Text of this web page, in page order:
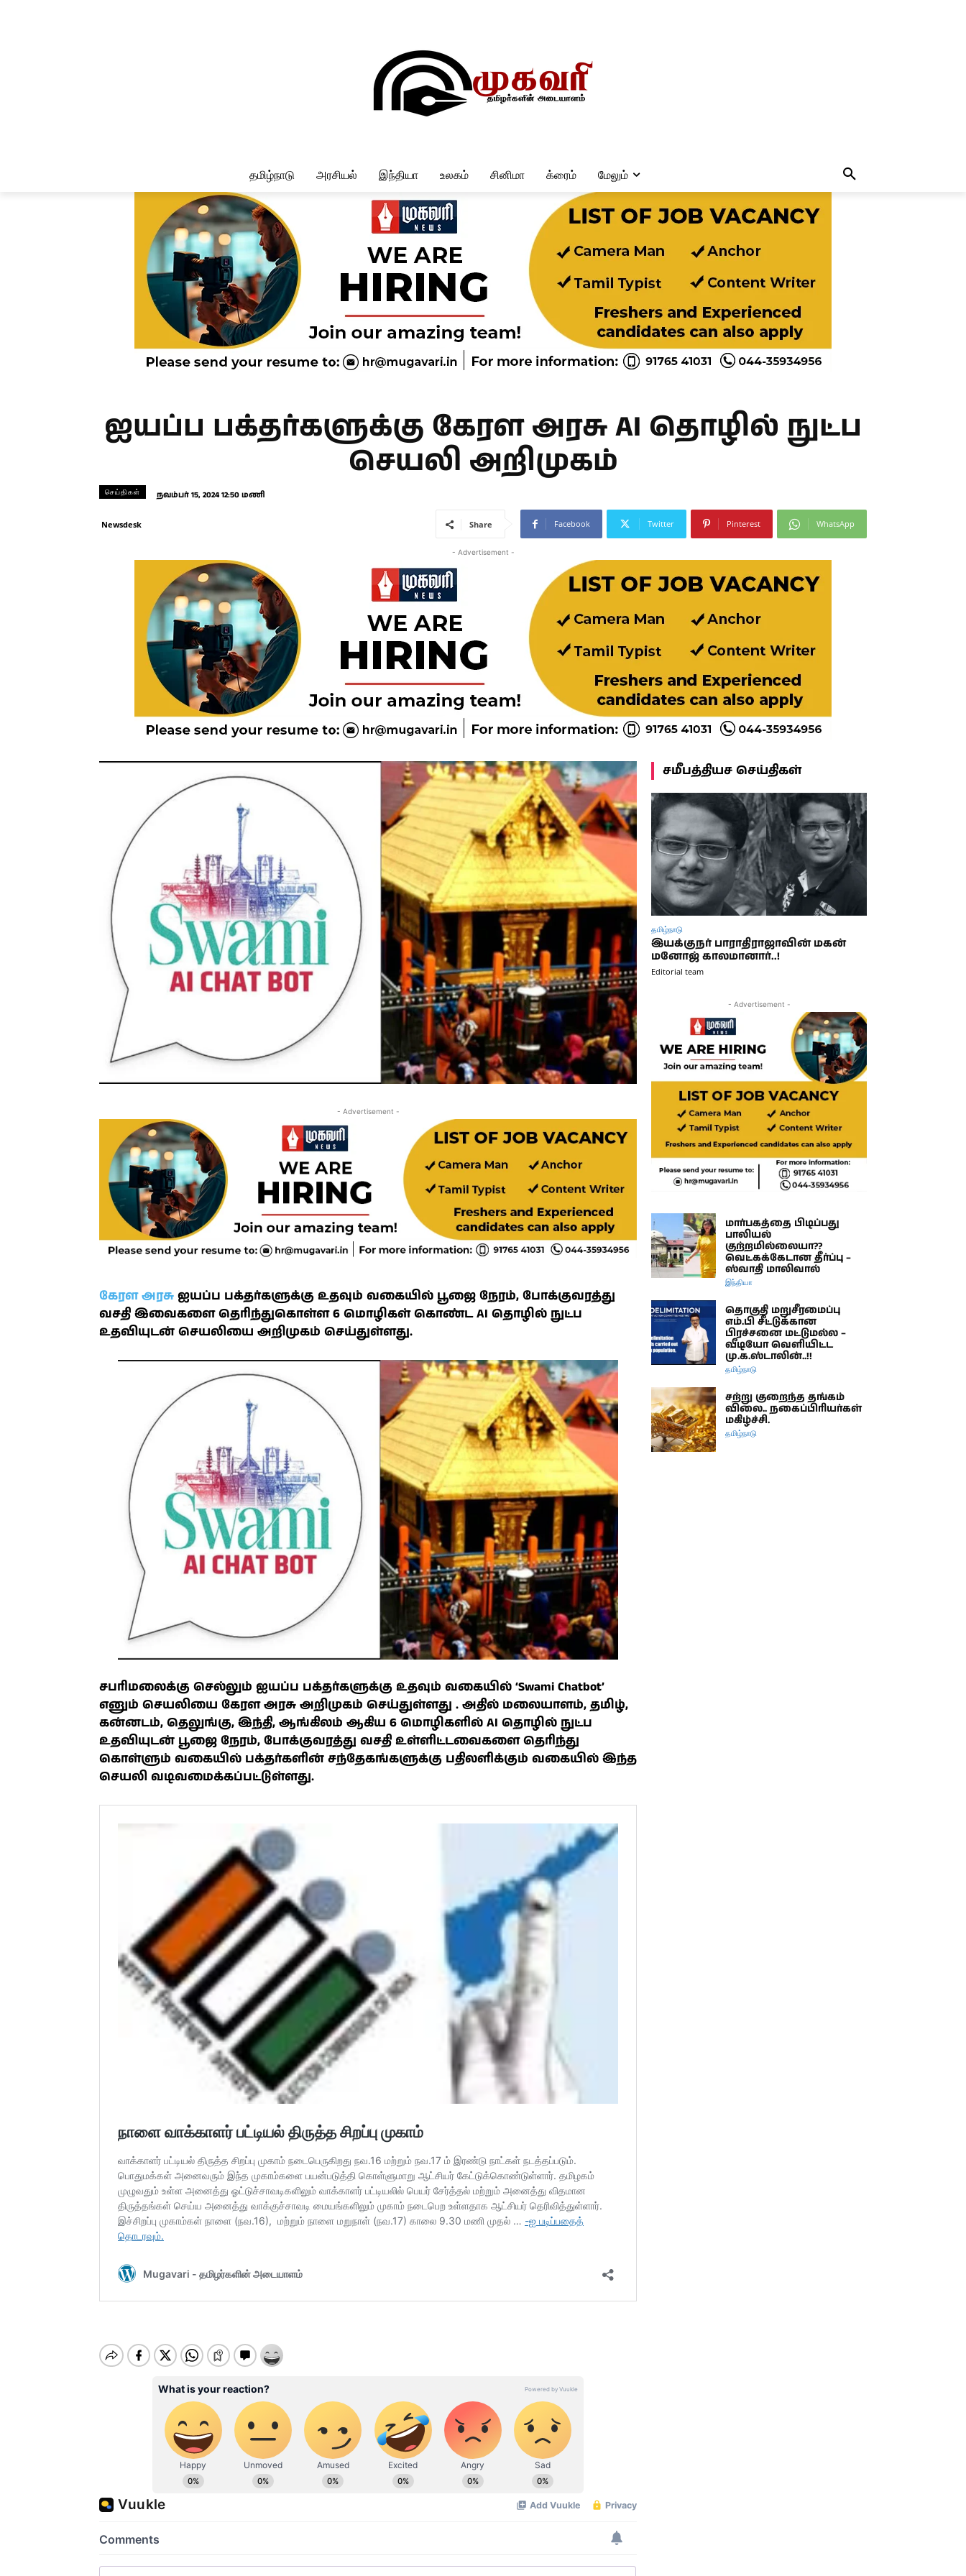
தமிழ்நாடு அரசியல் இந்தியா உலகம் சினிமா க்ரைம் மேலும்
ஐயப்ப பக்தர்களுக்கு கேரள அரசு AI தொழில் நுட்ப
செயலி அறிமுகம்
செய்திகள் நவம்பர் 15, 2024 12:50 மணி
Newsdesk Share Facebook Twitter Pinterest WhatsApp
- Advertisement -
- Advertisement -
கேரள அரசு ஐயப்ப பக்தர்களுக்கு உதவும் வகையில் பூஜை நேரம், போக்குவரத்து
வசதி இவைகளை தெரிந்துகொள்ள 6 மொழிகள் கொண்ட AI தொழில் நுட்ப
உதவியுடன் செயலியை அறிமுகம் செய்துள்ளது.
சபரிமலைக்கு செல்லும் ஐயப்ப பக்தர்களுக்கு உதவும் வகையில் ‘Swami Chatbot’
எனும் செயலியை கேரள அரசு அறிமுகம் செய்துள்ளது . அதில் மலையாளம், தமிழ்,
கன்னடம், தெலுங்கு, இந்தி, ஆங்கிலம் ஆகிய 6 மொழிகளில் AI தொழில் நுட்ப
உதவியுடன் பூஜை நேரம், போக்குவரத்து வசதி உள்ளிட்டவைகளை தெரிந்து
கொள்ளும் வகையில் பக்தர்களின் சந்தேகங்களுக்கு பதிலளிக்கும் வகையில் இந்த
செயலி வடிவமைக்கப்பட்டுள்ளது.
சமீபத்தியச செய்திகள்
தமிழ்நாடு
இயக்குநர் பாராதிராஜாவின் மகன்
மனோஜ் காலமானார்..!
Editorial team
- Advertisement -
மார்பகத்தை பிடிப்பது
பாலியல்
குற்றமில்லையா??
வெட்கக்கேடான தீர்ப்பு –
ஸ்வாதி மாலிவால்
இந்தியா
தொகுதி மறுசீரமைப்பு
எம்.பி சீட்டுக்கான
பிரச்சனை மட்டுமல்ல –
வீடியோ வெளியிட்ட
மு.க.ஸ்டாலின்..!!
தமிழ்நாடு
சற்று குறைந்த தங்கம்
விலை.. நகைப்பிரியர்கள்
மகிழ்ச்சி.
தமிழ்நாடு